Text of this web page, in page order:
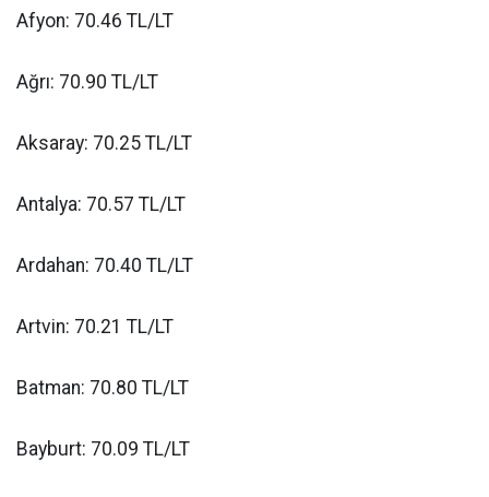
Afyon: 70.46 TL/LT
Ağrı: 70.90 TL/LT
Aksaray: 70.25 TL/LT
Antalya: 70.57 TL/LT
Ardahan: 70.40 TL/LT
Artvin: 70.21 TL/LT
Batman: 70.80 TL/LT
Bayburt: 70.09 TL/LT